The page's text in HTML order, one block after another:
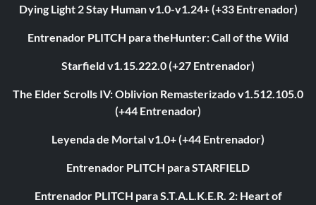
Dying Light 2 Stay Human v1.0-v1.24+ (+33 Entrenador)
Entrenador PLITCH para theHunter: Call of the Wild
Starfield v1.15.222.0 (+27 Entrenador)
The Elder Scrolls IV: Oblivion Remasterizado v1.512.105.0
(+44 Entrenador)
Leyenda de Mortal v1.0+ (+44 Entrenador)
Entrenador PLITCH para STARFIELD
Entrenador PLITCH para S.T.A.L.K.E.R. 2: Heart of